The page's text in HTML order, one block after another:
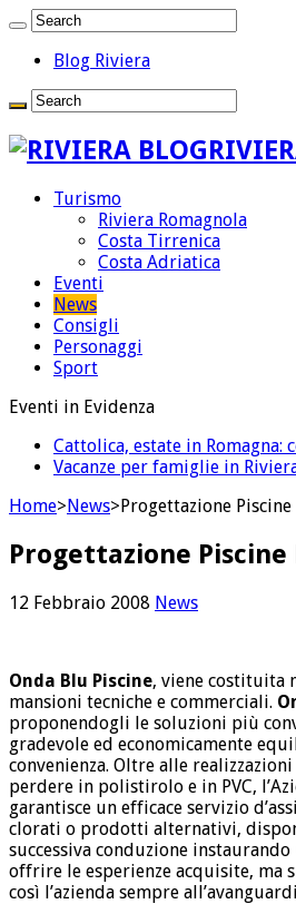
Blog Riviera
Turismo
Riviera Romagnola
Costa Tirrenica
Costa Adriatica
Eventi
News
Consigli
Personaggi
Sport
Eventi in Evidenza
Cattolica, estate in Romagna:
Vacanze per famiglie in
Home>News>Progettazione
Progettazione Piscine
12 Febbraio 2008 News
Onda Blu Piscine, viene costituita
mansioni tecniche e commerciali.
proponendogli le soluzioni più
gradevole ed economicamente
convenienza. Oltre alle
perdere in polistirolo e in PVC,
garantisce un efficace servizio
clorati o prodotti alternativi,
successiva conduzione
offrire le esperienze acquisite, ma
così l’azienda sempre